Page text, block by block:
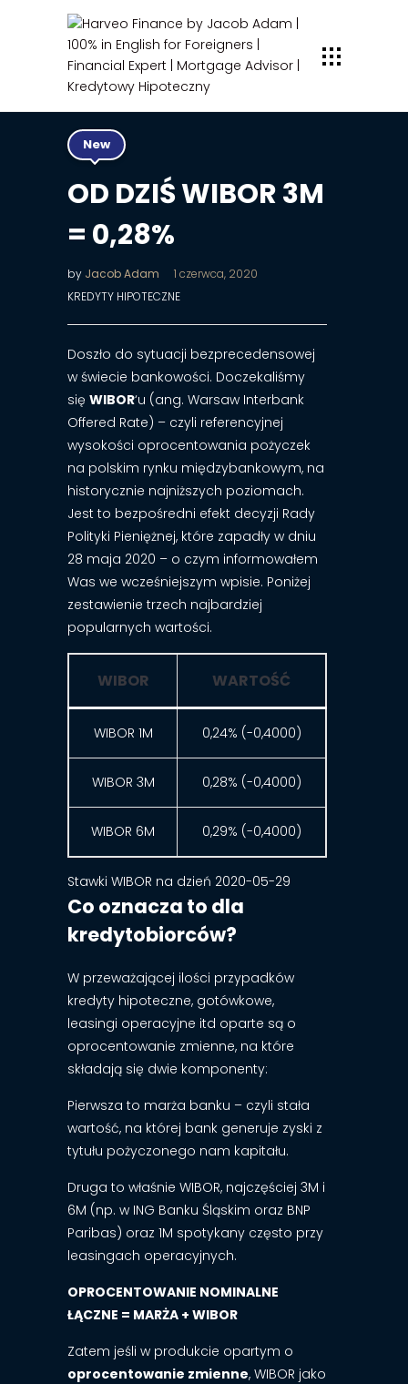
New
OD DZIŚ WIBOR 3M
= 0,28%
by Jacob Adam
1 czerwca, 2020
KREDYTY HIPOTECZNE
Doszło do sytuacji bezprecedensowej
w świecie bankowości. Doczekaliśmy
się WIBOR‘u (ang. Warsaw Interbank
Offered Rate) – czyli referencyjnej
wysokości oprocentowania pożyczek
na polskim rynku międzybankowym, na
historycznie najniższych poziomach.
Jest to bezpośredni efekt decyzji Rady
Polityki Pieniężnej, które zapadły w dniu
28 maja 2020 – o czym informowałem
Was we wcześniejszym wpisie. Poniżej
zestawienie trzech najbardziej
popularnych wartości.
WIBOR WARTOŚĆ
WIBOR 1M 0,24% (-0,4000)
WIBOR 3M 0,28% (-0,4000)
WIBOR 6M 0,29% (-0,4000)
Stawki WIBOR na dzień 2020-05-29
Co oznacza to dla
kredytobiorców?
W przeważającej ilości przypadków
kredyty hipoteczne, gotówkowe,
leasingi operacyjne itd oparte są o
oprocentowanie zmienne, na które
składają się dwie komponenty:
Pierwsza to marża banku – czyli stała
wartość, na której bank generuje zyski z
tytułu pożyczonego nam kapitału.
Druga to właśnie WIBOR, najczęściej 3M i
6M (np. w ING Banku Śląskim oraz BNP
Paribas) oraz 1M spotykany często przy
leasingach operacyjnych.
OPROCENTOWANIE NOMINALNE
ŁĄCZNE = MARŻA + WIBOR
Zatem jeśli w produkcie opartym o
oprocentowanie zmienne, WIBOR jako